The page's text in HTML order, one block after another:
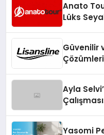
Anato
Lüks
Güvenilir
Ayla
Yasomi